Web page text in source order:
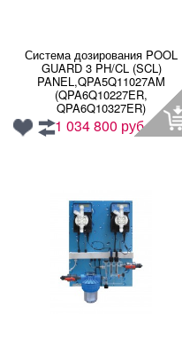
Система дозирования POOL
GUARD 3 PH/CL (SCL)
PANEL,QPA5Q11027AM
(QPA6Q10227ER,
QPA6Q10327ER)
1 034 800 руб.